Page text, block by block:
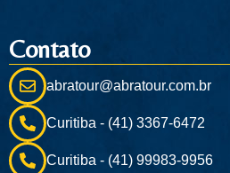
Contato
abratour@abratour.com.br
Curitiba - (41) 3367-6472
Curitiba - (41) 99983-9956